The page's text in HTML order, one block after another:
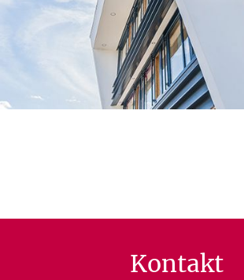
Kontakt